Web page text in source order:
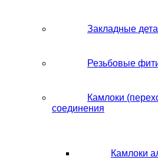
Закладные
Резьбовые
Камлоки
соединения
Камлоки